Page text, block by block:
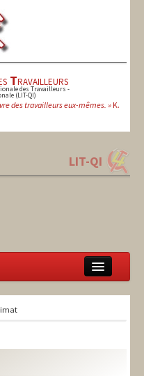
Travailleurs
des Travailleurs -
(LIT-QI)
des travailleurs eux-mêmes. »K.
LIT-QI